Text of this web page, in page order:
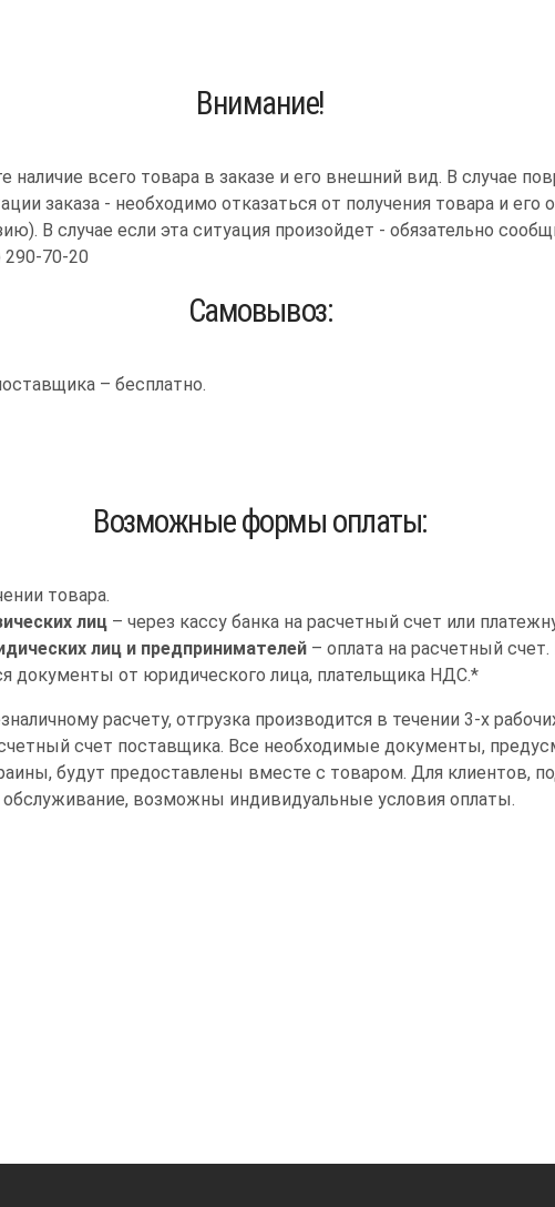
Внимание!
наличие всего товара в заказе и его внешний вид. В случае
заказа - необходимо отказаться от получения товара и его
В случае если эта ситуация произойдет - обязательно
290-70-20
Самовывоз:
– бесплатно.
Возможные формы оплаты:
товара.
лиц – через кассу банка на расчетный счет или
лиц и предпринимателей – оплата на расчетный
документы от юридического лица, плательщика НДС.*
расчету, отгрузка производится в течении 3-х
счет поставщика. Все необходимые документы,
будут предоставлены вместе с товаром. Для клиентов,
обслуживание, возможны индивидуальные условия оплаты.